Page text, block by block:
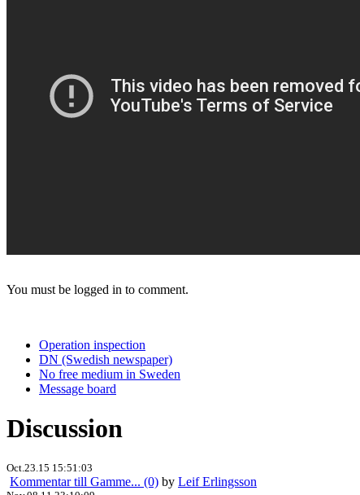
You must be logged in to comment.
Operation inspection
DN (Swedish newspaper)
No free medium in Sweden
Message board
Discussion
Oct.23.15 15:51:03
Kommentar till Gamme... (0) by Leif Erlingsson